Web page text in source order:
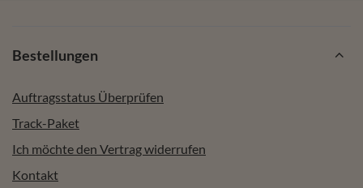
Bestellungen
Auftragsstatus Überprüfen
Track-Paket
Ich möchte den Vertrag widerrufen
Kontakt